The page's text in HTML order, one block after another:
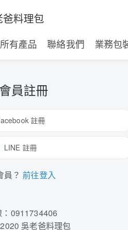
爸料理包
所有產品 聯絡我們 業務包
會員註冊
註冊
LINE 註冊
員？ 前往登入
：0911734406
吳老爸料理包